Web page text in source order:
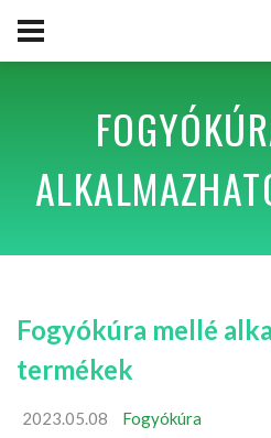
Fogyókúra mellé
termékek
2023.05.08 Fogyókúra